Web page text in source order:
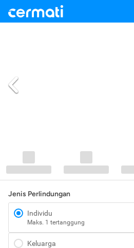
Jenis Perlindungan
Individu
Maks. 1 tertanggung
Keluarga